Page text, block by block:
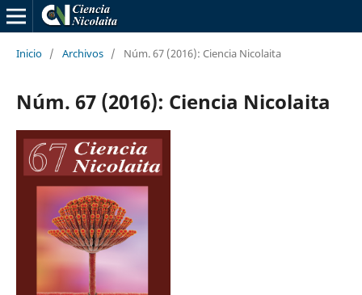
Inicio / Archivos / Núm. 67 (2016): Ciencia Nicolaita
Núm. 67 (2016): Ciencia Nicolaita